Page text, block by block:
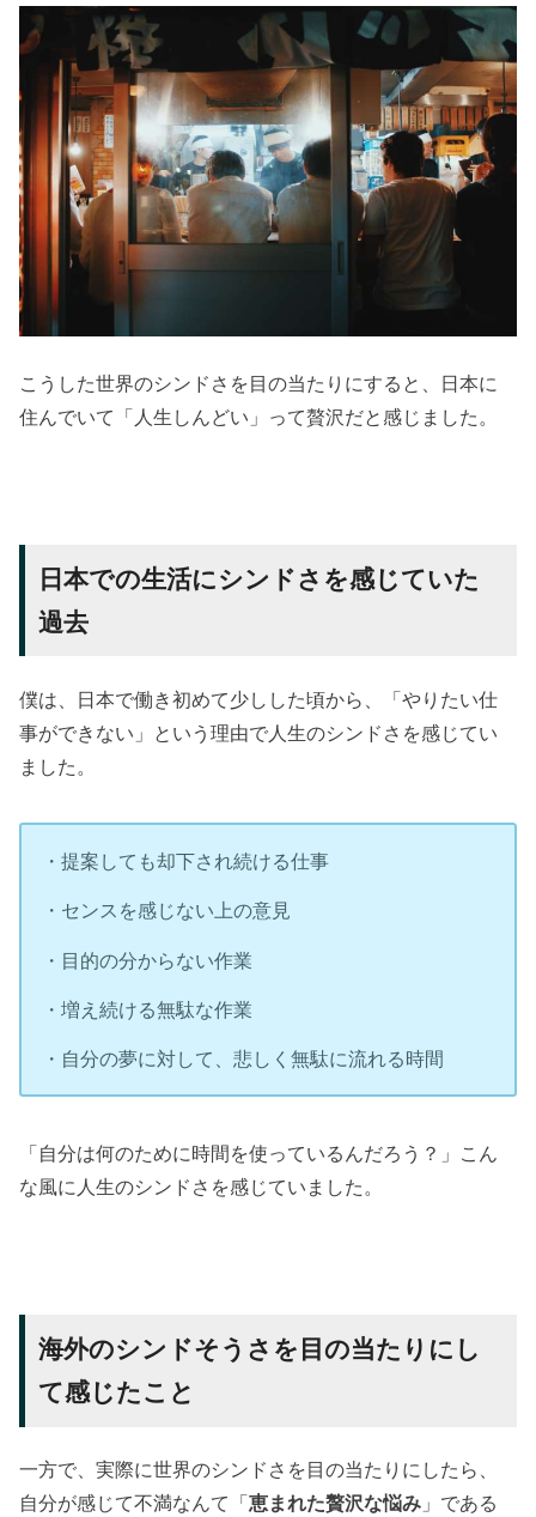
こうした世界のシンドさを目の当たりにすると、日本に
住んでいて「人生しんどい」って贅沢だと感じました。
日本での生活にシンドさを感じていた
過去
僕は、日本で働き初めて少しした頃から、「やりたい仕
事ができない」という理由で人生のシンドさを感じてい
ました。
・提案しても却下され続ける仕事
・センスを感じない上の意見
・目的の分からない作業
・増え続ける無駄な作業
・自分の夢に対して、悲しく無駄に流れる時間
「自分は何のために時間を使っているんだろう？」こん
な風に人生のシンドさを感じていました。
海外のシンドそうさを目の当たりにし
て感じたこと
一方で、実際に世界のシンドさを目の当たりにしたら、
自分が感じて不満なんて「恵まれた贅沢な悩み 」である